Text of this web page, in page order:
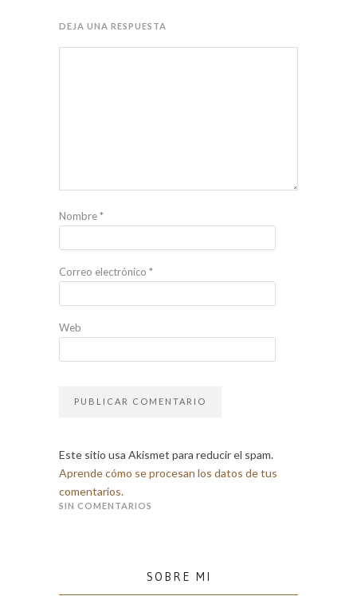
DEJA UNA RESPUESTA
Nombre*
Correo electrónico *
Web
Este sitio usa Akismet para reducir el spam.
Aprende cómo se procesan los datos de tus
comentarios.
SIN COMENTARIOS
SOBRE MI